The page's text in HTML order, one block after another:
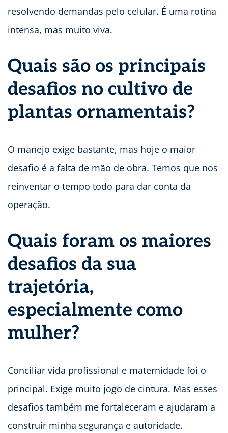
resolvendo demandas pelo celular. É uma rotina
intensa, mas muito viva.
Quais são os principais
desafios no cultivo de
plantas ornamentais?
O manejo exige bastante, mas hoje o maior
desafio é a falta de mão de obra. Temos que nos
reinventar o tempo todo para dar conta da
operação.
Quais foram os maiores
desafios da sua
trajetória,
especialmente como
mulher?
Conciliar vida profissional e maternidade foi o
principal. Exige muito jogo de cintura. Mas esses
desafios também me fortaleceram e ajudaram a
construir minha segurança e autoridade.